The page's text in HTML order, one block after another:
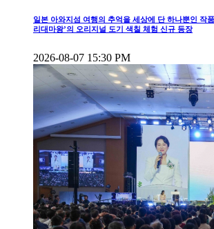
일본 아와지섬 여행의 추억을 세상에 단 하나뿐인 작
리대마왕’의 오리지널 도기 색칠 체험 신규 등장
2026-08-07 15:30 PM